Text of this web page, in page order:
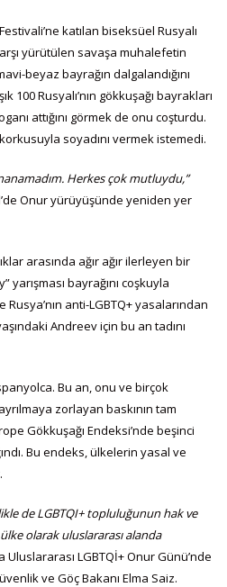
katılan biseksüel Rusyalı
yürütülen savaşa muhalefetin
beyaz bayrağın dalgalandığını
100 Rusyalı’nın gökkuşağı bayrakları
attığını görmek de onu coşturdu.
soyadını vermek istemedi.
Herkes çok mutluydu,”
Onur yürüyüşünde yeniden yer
arasında ağır ağır ilerleyen bir
bayrağını coşkuyla
Rusya’nın anti-LGBTQ+ yasalarından
Andreev için bu an tadını
Bu an, onu ve birçok
zorlayan baskının tam
Gökkuşağı Endeksi’nde beşinci
Bu endeks, ülkelerin yasal ve
de LGBTQI+ topluluğunun hak ve
olarak uluslararası alanda
LGBTQİ+ Onur Günü’nde
ve Göç Bakanı Elma Saiz.